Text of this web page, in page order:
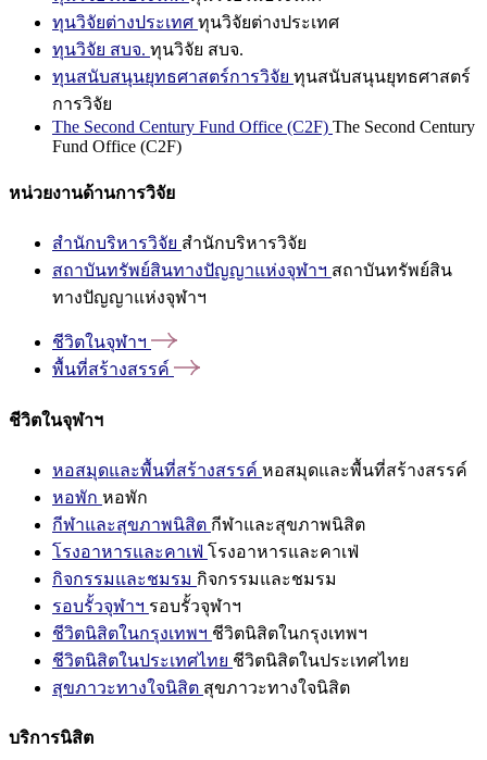
ทุนวิจัยต่างประเทศ ทุนวิจัยต่างประเทศ
ทุนวิจัย สบจ. ทุนวิจัย สบจ.
ทุนสนับสนุนยุทธศาสตร์การวิจัย ทุนสนับสนุนยุทธศาสตร์
การวิจัย
The Second Century Fund Office (C2F) The Second Century
Fund Office (C2F)
หน่วยงานด้านการวิจัย
สำนักบริหารวิจัย สำนักบริหารวิจัย
สถาบันทรัพย์สินทางปัญญาแห่งจุฬาฯ สถาบันทรัพย์สิน
ทางปัญญาแห่งจุฬาฯ
ชีวิตในจุฬาฯ
พื้นที่สร้างสรรค์
ชีวิตในจุฬาฯ
หอสมุดและพื้นที่สร้างสรรค์ หอสมุดและพื้นที่สร้างสรรค์
หอพัก หอพัก
กีฬาและสุขภาพนิสิต กีฬาและสุขภาพนิสิต
โรงอาหารและคาเฟ่ โรงอาหารและคาเฟ่
กิจกรรมและชมรม กิจกรรมและชมรม
รอบรั้วจุฬาฯ รอบรั้วจุฬาฯ
ชีวิตนิสิตในกรุงเทพฯ ชีวิตนิสิตในกรุงเทพฯ
ชีวิตนิสิตในประเทศไทย ชีวิตนิสิตในประเทศไทย
สุขภาวะทางใจนิสิต สุขภาวะทางใจนิสิต
บริการนิสิต